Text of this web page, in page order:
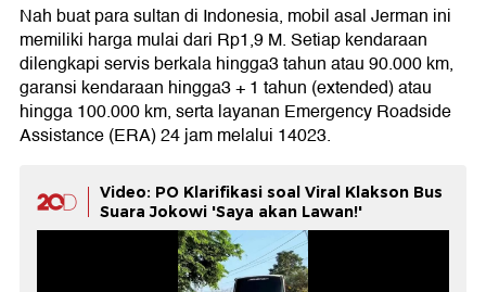
Nah buat para sultan di Indonesia, mobil asal Jerman ini
memiliki harga mulai dari Rp1,9 M. Setiap kendaraan
dilengkapi servis berkala hingga3 tahun atau 90.000 km,
garansi kendaraan hingga3 + 1 tahun (extended) atau
hingga 100.000 km, serta layanan Emergency Roadside
Assistance (ERA) 24 jam melalui 14023.
Video: PO Klarifikasi soal Viral Klakson Bus
Suara Jokowi 'Saya akan Lawan!'